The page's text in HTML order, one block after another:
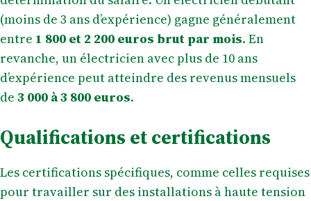
(moins de 3 ans d’expérience) gagne généralement
entre 1 800 et 2 200 euros brut par mois. En
revanche, un électricien avec plus de 10 ans
d’expérience peut atteindre des revenus mensuels
de 3 000 à 3 800 euros.
Qualifications et certifications
Les certifications spécifiques, comme celles requises
pour travailler sur des installations à haute tension